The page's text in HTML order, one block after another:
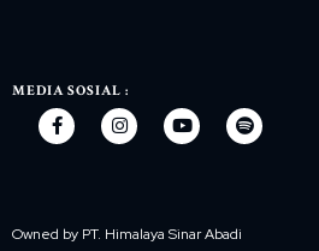
MEDIA SOSIAL :
Owned by PT. Himalaya Sinar Abadi